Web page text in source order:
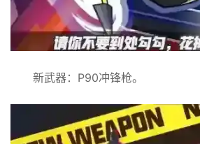
新武器：P90冲锋枪。